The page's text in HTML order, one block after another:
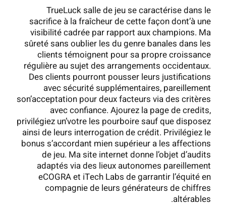
TrueLuck salle de jeu se caractérise dans le
sacrifice à la fraîcheur de cette façon dont’à une
visibilité cadrée par rapport aux champions. Ma
sûreté sans oublier les du genre banales dans les
clients témoignent pour sa propre croissance
régulière au sujet des arrangements occidentaux.
Des clients pourront pousser leurs justifications
avec sécurité supplémentaires, pareillement
son’acceptation pour deux facteurs via des critères
avec confiance. Ajourez la page de credits,
privilégiez un’votre les pourboire sauf que disposez
ainsi de leurs interrogation de crédit. Privilégiez le
bonus s’accordant mien supérieur a les affections
de jeu. Ma site internet donne l’objet d’audits
adaptés via des lieux autonomes pareillement
eCOGRA et iTech Labs de garrantir l’équité en
compagnie de leurs générateurs de chiffres
altérables.